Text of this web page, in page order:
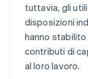
tuttavia, gli
disposizioni
hanno
contributi di
al loro lavoro.